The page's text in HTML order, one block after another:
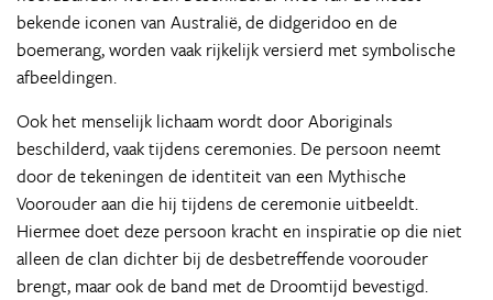
bekende iconen van Australië, de didgeridoo en de
boemerang, worden vaak rijkelijk versierd met symbolische
afbeeldingen.
Ook het menselijk lichaam wordt door Aboriginals
beschilderd, vaak tijdens ceremonies. De persoon neemt
door de tekeningen de identiteit van een Mythische
Voorouder aan die hij tijdens de ceremonie uitbeeldt.
Hiermee doet deze persoon kracht en inspiratie op die niet
alleen de clan dichter bij de desbetreffende voorouder
brengt, maar ook de band met de Droomtijd bevestigd.